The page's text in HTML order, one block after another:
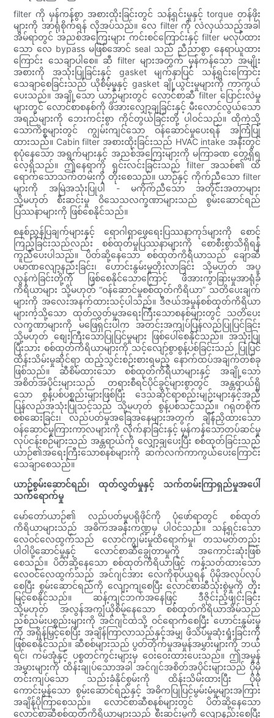
filter ကို မှန်ကန်စွာ အစားထိုးခြင်းတွင် သန့်ရှင်းမှုနှင့် torque တန်ဖိုး
များကို အာရုံစိုက်ရန် လိုအပ်သည်။ လေ filter ကို လဲလှယ်သည့်အခါ
အိမ်ရာတွင် အညစ်အကြေးများ ကင်းစင်ကြောင်းနှင့် filter မလုပ်ထား
သော လေ bypass မဖြစ်အောင် seal သည် ညီညာစွာ နေရာယူထား
ကြောင်း သေချာပါစေ။ ဆီ filter များအတွက် မှန်ကန်သော အမျိုး
အစားကို အသုံးပြုခြင်းနှင့် gasket မျက်နှာပြင် သန့်ရှင်းကြောင်း
သေချာစေခြင်းသည် ယိုစိမ့်မှုနှင့် gasket ချို့ယွင်းမှုများကို ကာကွယ်
ပေးသည်။ အချို့သော ယာဉ်များတွင် လောင်စာဆီ filter ပြောင်းလဲမှု
များတွင် လောင်စာစနစ်ကို ဖိအားလျှော့ချခြင်းနှင့် မီးလောင်လွယ်သော
အရည်များကို ဘေးကင်းစွာ ကိုင်တွယ်ခြင်းတို့ ပါဝင်သည်။ ထိုကဲ့သို့
သောကိစ္စများတွင် ကျွမ်းကျင်သော ဝန်ဆောင်မှုပေးရန် အကြံပြု
ထားသည်။ Cabin filter အစားထိုးခြင်းသည် HVAC intake အနီးတွင်
စုပုံနေသော အရွက်များနှင့် အညစ်အကြေးများကို မကြာခဏ တွေ့ရှိရ
လေ့ရှိသည်။ ဤနေရာကို ရှင်းလင်းခြင်းသည် filter အသစ်၏ ထိ
ရောက်သောသက်တမ်းကို တိုးစေသည်။ ယာဉ်နှင့် ကိုက်ညီသော filter
များကို အမြဲအသုံးပြုပါ - မကိုက်ညီသော အတိုင်းအတာများ
သို့မဟုတ် စီးဆင်းမှု ဝိသေသလက္ခဏာများသည် စွမ်းဆောင်ရည်
ပြဿနာများကို ဖြစ်စေနိုင်သည်။
စနစ်ညွှန်ပြချက်များနှင့် ရောဂါရှာဖွေရေးပြဿနာကုဒ်များကို စောင့်
ကြည့်ခြင်းသည်လည်း စစ်ထုတ်မှုပြဿနာများကို စောစီးစွာသိရှိရန်
ကူညီပေးပါသည်။ ပိတ်ဆို့နေသော စစ်ထုတ်ကိရိယာသည် ချောဆီ
ပမာဏလျော့နည်းခြင်း၊ ဟောင်းနွမ်းမှုတိုးလာခြင်း သို့မဟုတ် အပူ
လွန်ကဲခြင်းတို့ကို ဖြစ်စေနိုင်သောကြောင့် ဖိအားကွာခြားမှုအာရုံခံ
ကိရိယာများ သို့မဟုတ် “ဝန်ဆောင်မှုစစ်ထုတ်ကိရိယာ” သတိပေးချက်
များကို အလေးအနက်ထားသင့်ပါသည်။ ဒီဇယ်အမှုန်စစ်ထုတ်ကိရိယာ
များကဲ့သို့သော ထုတ်လွှတ်မှုအရေးကြီးသောစနစ်များတွင် သတိပေး
လက္ခဏာများကို မဖြေရှင်းပါက အတင်းအကျပ်ပြန်လည်ပြုပြင်ခြင်း
သို့မဟုတ် စျေးကြီးသောပြုပြင်မှုများ ဖြစ်ပေါ်စေနိုင်သည်။ အသုံးပြု
ပြီးသား စစ်ထုတ်ကိရိယာများကို သင့်လျော်စွာစွန့်ပစ်ခြင်းသည် ပြုပြင်
ထိန်းသိမ်းမှုဆိုင်ရာ ထည့်သွင်းစဉ်းစားရမည့် နောက်ထပ်အချက်တစ်ခု
ဖြစ်သည်။ ဆီစိမ်ထားသော စစ်ထုတ်ကိရိယာများနှင့် အချို့သော
အစိတ်အပိုင်းများသည် တရားစီရင်ပိုင်ခွင့်များစွာတွင် အန္တရာယ်ရှိ
သော စွန့်ပစ်ပစ္စည်းများဖြစ်ပြီး ဒေသဆိုင်ရာစည်းမျဉ်းများနှင့်အညီ
ပြန်လည်အသုံးပြုသင့်သည် သို့မဟုတ် စွန့်ပစ်သင့်သည်။ ဂရုတစိုက်
စစ်ဆေးခြင်း၊ လည်ပတ်မှုအခြေအနေများအတွက် ချိန်ညှိထားသော
ဝန်ဆောင်မှုကြားကာလများကို လိုက်နာခြင်းနှင့် မှန်ကန်သောတပ်ဆင်မှု
လုပ်ငန်းစဉ်များသည် အန္တရာယ်ကို လျှော့ချပေးပြီး စစ်ထုတ်ခြင်းသည်
ယာဉ်၏အရေးကြီးသောစနစ်များကို ဆက်လက်ကာကွယ်ပေးကြောင်း
သေချာစေသည်။
ယာဉ်စွမ်းဆောင်ရည်၊ ထုတ်လွှတ်မှုနှင့် သက်တမ်းကြာရှည်မှုအပေါ်
သက်ရောက်မှု
မော်တော်ယာဉ်၏ လည်ပတ်မှုပရိုဖိုင်ကို ပုံဖော်ရာတွင် စစ်ထုတ်
ကိရိယာများသည် အဓိကအခန်းကဏ္ဍမှ ပါဝင်သည်။ သန့်ရှင်းသော
လေဝင်လေထွက်သည် လောင်ကျွမ်းမှုထိရောက်မှု၊ တသမတ်တည်း
ပါဝါပို့ဆောင်မှုနှင့် လောင်စာဆီချွေတာမှုကို အကောင်းဆုံးဖြစ်
စေသည်။ ပိတ်ဆို့နေသော စစ်ထုတ်ကိရိယာဖြင့် ကန့်သတ်ထားသော
လေဝင်လေထွက်သည် အင်ဂျင်အား လေကိုစုပ်ယူရန် ပိုမိုအလုပ်လုပ်
စေပြီး စွမ်းဆောင်ရည်ကို လျော့ကျစေပြီး လောင်စာဆီသုံးစွဲမှုကို တိုး
မြင့်စေနိုင်သည်။ ဆန့်ကျင်ဘက်အနေဖြင့် ဒီဇိုင်းညံ့ဖျင်းခြင်း
သို့မဟုတ် အလွန်အကျွံယိုစိမ့်နေသော စစ်ထုတ်ကိရိယာအိမ်သည်
ညစ်ညမ်းပစ္စည်းများကို အင်ဂျင်ထဲသို့ ဝင်ရောက်စေပြီး ဟောင်းနွမ်းမှု
ကို အရှိန်မြှင့်စေပြီး အချိန်ကြာလာသည်နှင့်အမျှ ဖိသိပ်မှုဆုံးရှုံးခြင်းကို
ဖြစ်စေနိုင်သည်။ ဆီစစ်များသည် ပွတ်တိုက်မှုအမှုန်အမွှားများကို ဘယ်
ရင်၊ ကမ်အုံနှင့် ပစ္စတင်ကွင်းများမှ ဝေးဝေးထားပေးသည်။ ဤအမှုန်
အမွှားများကို ထိန်းချုပ်သောအခါ အင်ဂျင်အစိတ်အပိုင်းများသည် ပိုမို
တင်းကျပ်သော သည်းခံနိုင်စွမ်းကို ထိန်းသိမ်းထားပြီး ပိုမို
ကောင်းမွန်သော စွမ်းဆောင်ရည်နှင့် အဓိကပြုပြင်မွမ်းမံမှုများအကြား
အချိန်ပိုကြာစေသည်။ လောင်စာဆီစနစ်များတွင် ပိတ်ဆို့နေသော
လောင်စာဆီစစ်ထုတ်ကိရိယာများသည် စီးဆင်းမှုကို လျော့နည်းစေပြီး